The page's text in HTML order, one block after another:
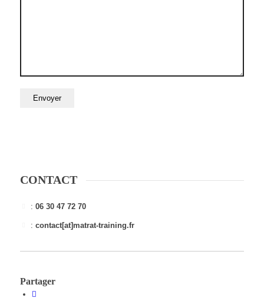
CONTACT
:06 30 47 72 70
:contact[at]matrat-training.fr
Partager